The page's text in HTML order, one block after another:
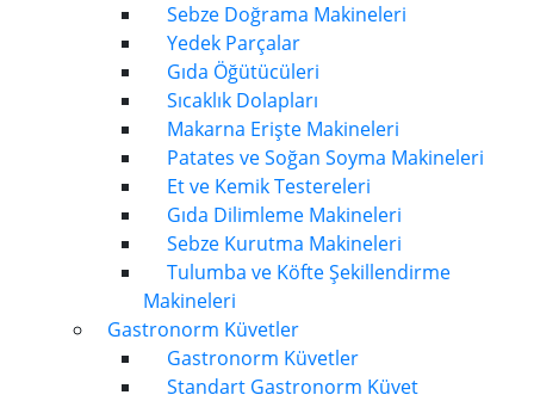
Sebze Doğrama Makineleri
Yedek Parçalar
Gıda Öğütücüleri
Sıcaklık Dolapları
Makarna Erişte Makineleri
Patates ve Soğan Soyma Makineleri
Et ve Kemik Testereleri
Gıda Dilimleme Makineleri
Sebze Kurutma Makineleri
Tulumba ve Köfte Şekillendirme
Makineleri
Gastronorm Küvetler
Gastronorm Küvetler
Standart Gastronorm Küvet